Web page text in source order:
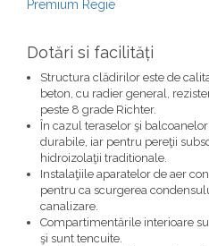
Premium Regie
Dotări si facilități
Structura clădirilor este de
beton, cu radier general,
peste 8 grade Richter.
În cazul teraselor şi
durabile, iar pentru pereţii
hidroizolaţii traditionale.
Instalaţiile aparatelor de aer
pentru ca scurgerea
canalizare.
Compartimentările interioare
şi sunt tencuite.